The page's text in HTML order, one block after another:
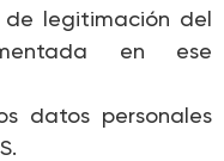
legitimación del
en ese
datos personales